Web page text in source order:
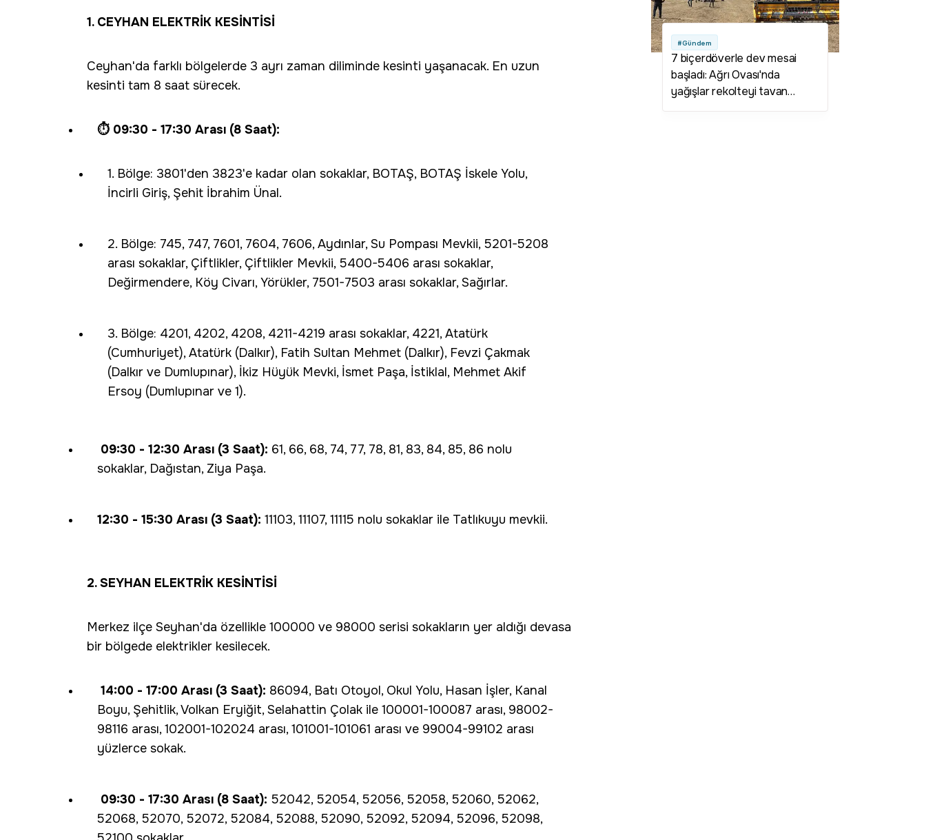
1. CEYHAN ELEKTRİK KESİNTİSİ
Ceyhan'da farklı bölgelerde 3 ayrı zaman diliminde kesinti yaşanacak. En uzun
kesinti tam 8 saat sürecek.
⏱️ 09:30 - 17:30 Arası (8 Saat):
1. Bölge: 3801'den 3823'e kadar olan sokaklar, BOTAŞ, BOTAŞ İskele Yolu,
İncirli Giriş, Şehit İbrahim Ünal.
2. Bölge: 745, 747, 7601, 7604, 7606, Aydınlar, Su Pompası Mevkii, 5201-5208
arası sokaklar, Çiftlikler, Çiftlikler Mevkii, 5400-5406 arası sokaklar,
Değirmendere, Köy Civarı, Yörükler, 7501-7503 arası sokaklar, Sağırlar.
3. Bölge: 4201, 4202, 4208, 4211-4219 arası sokaklar, 4221, Atatürk
(Cumhuriyet), Atatürk (Dalkır), Fatih Sultan Mehmet (Dalkır), Fevzi Çakmak
(Dalkır ve Dumlupınar), İkiz Hüyük Mevki, İsmet Paşa, İstiklal, Mehmet Akif
Ersoy (Dumlupınar ve 1).
09:30 - 12:30 Arası (3 Saat): 61, 66, 68, 74, 77, 78, 81, 83, 84, 85, 86 nolu
sokaklar, Dağıstan, Ziya Paşa.
12:30 - 15:30 Arası (3 Saat): 11103, 11107, 11115 nolu sokaklar ile Tatlıkuyu mevkii.
2. SEYHAN ELEKTRİK KESİNTİSİ
Merkez ilçe Seyhan'da özellikle 100000 ve 98000 serisi sokakların yer aldığı devasa
bir bölgede elektrikler kesilecek.
14:00 - 17:00 Arası (3 Saat): 86094, Batı Otoyol, Okul Yolu, Hasan İşler, Kanal
Boyu, Şehitlik, Volkan Eryiğit, Selahattin Çolak ile 100001-100087 arası, 98002-
98116 arası, 102001-102024 arası, 101001-101061 arası ve 99004-99102 arası
yüzlerce sokak.
09:30 - 17:30 Arası (8 Saat): 52042, 52054, 52056, 52058, 52060, 52062,
52068, 52070, 52072, 52084, 52088, 52090, 52092, 52094, 52096, 52098,
#Gündem
7 biçerdöverle dev mesai
başladı: Ağrı Ovası'nda
yağışlar rekolteyi tavan